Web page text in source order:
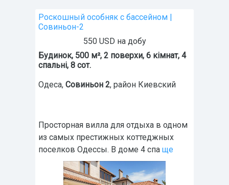
Роскошный особняк с бассейном |
Совиньон-2
550 USD на добу
Будинок, 500 м², 2 поверхи, 6 кімнат, 4
спальні, 8 сот.
Одеса, Совиньон 2, район Киевский
Просторная вилла для отдыха в одном
из самых престижных коттеджных
поселков Одессы. В доме 4 спа ще